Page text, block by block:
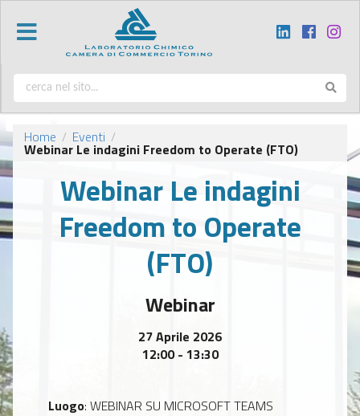
Home / Eventi /
Webinar Le indagini Freedom to Operate (FTO)
Webinar Le indagini
Freedom to Operate
(FTO)
Webinar
27 Aprile 2026
12:00 - 13:30
Luogo: WEBINAR SU MICROSOFT TEAMS